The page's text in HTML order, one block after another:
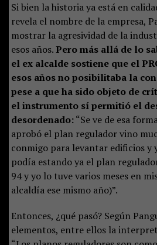
Si bien la historia ya está en
revela el nombre de la empresa,
mostrar la agresividad de la
esos años. Pero más allá de lo
el ex alcalde sostiene que el
esos años no posibilitaba la
pese a que ha sido objeto de
el instrumento sí permitió el
desordenado:“Se ve de esa
aprobó el plan regulador vino
conmigo para levantar edificios y
podía estando ya el plan
94 y yo lo tuve varios meses en
alcaldía ese mismo año)”.
Entonces, ¿qué pasó? Según
elementos, entre ellos la